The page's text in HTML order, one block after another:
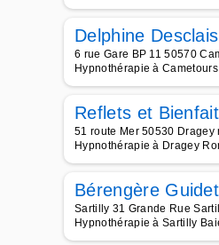
Delphine Desclais
6 rue Gare BP 11 50570
Hypnothérapie à Cametours
Reflets et
51 route Mer 50530
Hypnothérapie à Dragey
Bérengère Guidet
Sartilly 31 Grande Rue
Hypnothérapie à Sartilly